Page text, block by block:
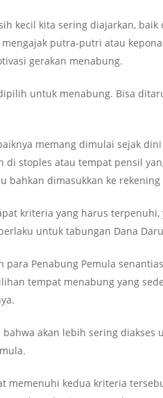
kecil kita sering diajarkan,
putra-putri atau
gerakan menabung.
untuk menabung. Bisa
memang dimulai sejak
di stoples atau tempat pensil
bahkan dimasukkan ke rekening
kriteria yang harus
untuk tabungan Dana
para Penabung Pemula
tempat menabung yang
akan lebih sering
memenuhi kedua kriteria